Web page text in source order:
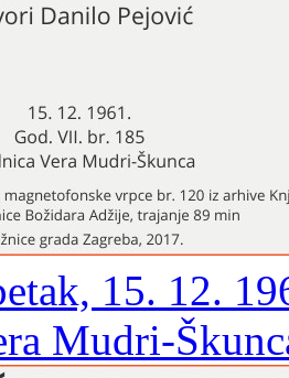
15. 12.
Mudri-